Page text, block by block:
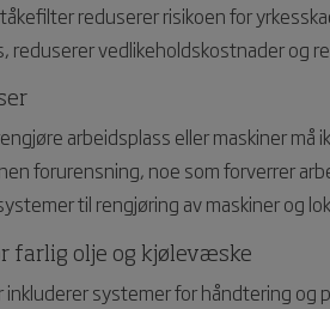
reduserer risikoen for
reduserer vedlikeholdskostnader og
arbeidsplass eller maskiner
forurensning, noe som forverrer
til rengjøring av maskiner og
farlig olje og kjølevæske
inkluderer systemer for håndtering